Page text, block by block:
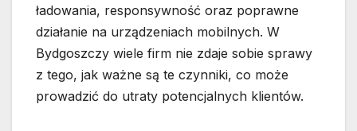
ładowania, responsywność oraz poprawne
działanie na urządzeniach mobilnych. W
Bydgoszczy wiele firm nie zdaje sobie sprawy
z tego, jak ważne są te czynniki, co może
prowadzić do utraty potencjalnych klientów.